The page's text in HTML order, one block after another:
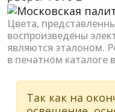
Цвета,
воспроизведены
являются эталоном.
в печатном каталоге
Так как на